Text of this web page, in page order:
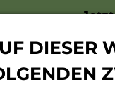
DIESER